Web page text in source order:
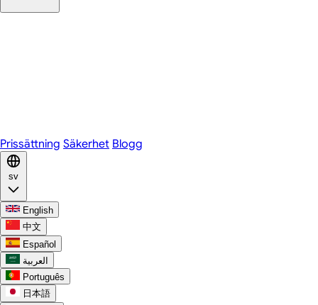
Prissättning Säkerhet Blogg
sv
English
中文
Español
العربية
Português
日本語